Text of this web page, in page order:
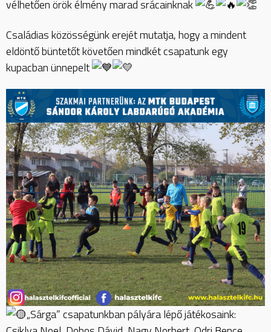
vélhetően örök élmény marad srácainknak
Családias közösségünk erejét mutatja, hogy a mindent
eldöntő büntetőt követően mindkét csapatunk egy
kupacban ünnepelt
„Sárga” csapatunkban pályára lépő játékosaink: